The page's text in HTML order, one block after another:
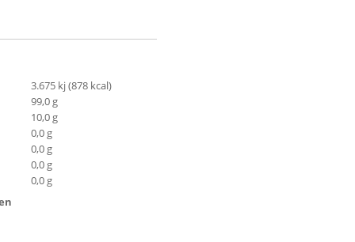
3.675 kj (878 kcal)
99,0 g
10,0 g
0,0 g
0,0 g
0,0 g
0,0 g